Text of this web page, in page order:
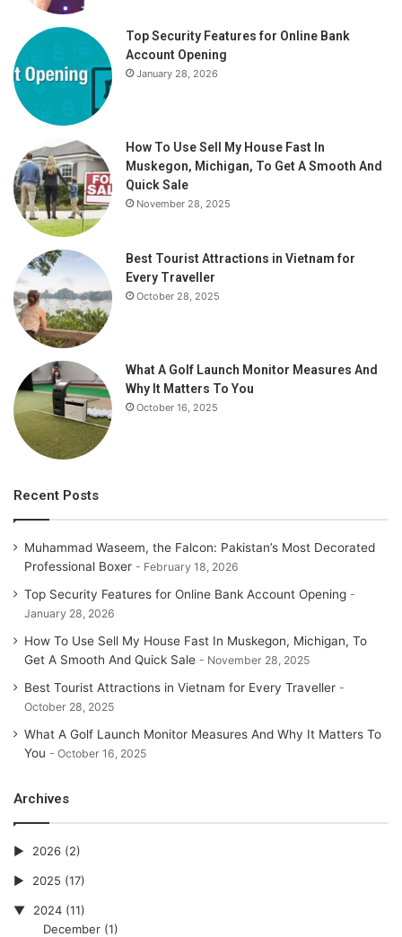
À medida que a empresa entra em sua quarta geração de
negócios, o legado de inovação e sustentabilidade
estabelecido por Flavio Maluf continua a guiar a Eucatex. A
combinação de tradição familiar, visão de longo prazo e
adaptabilidade às demandas do mercado moderno
posiciona a empresa para enfrentar os desafios futuros e
manter sua trajetória de crescimento sustentável.
A presença da Eucatex
apenas um reconhecimento do seu desempenho atual,
mas também um testemunho do potencial do agronegócio
brasileiro quando guiado por princípios de inovação,
sustentabilidade e responsabilidade social. Sob a liderança
de Flavio Maluf, a Eucatex continua a ser um exemplo de
como as empresas podem prosperar enquanto contribuem
positivamente para o meio ambiente e a sociedade.
Top Security Features for Online Bank
Account Opening
January 28, 2026
How To Use Sell My House Fast In
Muskegon, Michigan, To Get A Smooth And
Quick Sale
November 28, 2025
Best Tourist Attractions in Vietnam for
Every Traveller
October 28, 2025
What A Golf Launch Monitor Measures And
Why It Matters To You
October 16, 2025
Recent Posts
Muhammad Waseem, the Falcon: Pakistan’s Most Decorated
Professional Boxer
February 18, 2026
Top Security Features for Online Bank Account Opening
January 28, 2026
How To Use Sell My House Fast In Muskegon, Michigan, To
Get A Smooth And Quick Sale
November 28, 2025
Best Tourist Attractions in Vietnam for Every Traveller
October 28, 2025
What A Golf Launch Monitor Measures And Why It Matters To
You
October 16, 2025
Archives
2026 (2)
2025 (17)
2024 (11)
December(1)